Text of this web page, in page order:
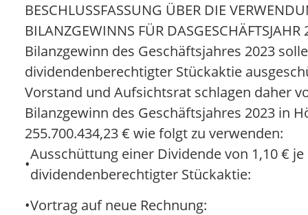
BESCHLUSSFASSUNG ÜBER DIE
BILANZGEWINNS FÜR
Bilanzgewinn des Geschäftsjahres 2023
dividendenberechtigter Stückaktie
Vorstand und Aufsichtsrat schlagen daher
Bilanzgewinn des Geschäftsjahres 2023 in
255.700.434,23 € wie folgt zu verwenden:
•
Ausschüttung einer Dividende von 1,10 € je
dividendenberechtigter Stückaktie:
•Vortrag auf neue Rechnung: